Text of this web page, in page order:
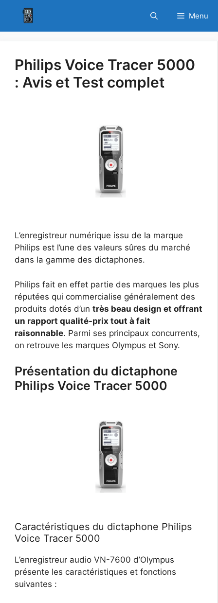
contenu
Menu
Philips Voice Tracer 5000
: Avis et Test complet
L’enregistreur numérique issu de la marque
Philips est l’une des valeurs sûres du marché
dans la gamme des dictaphones.
Philips fait en effet partie des marques les plus
réputées qui commercialise généralement des
produits dotés d’un très beau design et offrant
un rapport qualité-prix tout à fait
raisonnable. Parmi ses principaux concurrents,
on retrouve les marques Olympus et Sony.
Présentation du dictaphone
Philips Voice Tracer 5000
Caractéristiques du dictaphone Philips
Voice Tracer 5000
L’enregistreur audio VN-7600 d’Olympus
présente les caractéristiques et fonctions
suivantes :
La Crème de la Crème
des Dictaphones au
Meilleur Prix